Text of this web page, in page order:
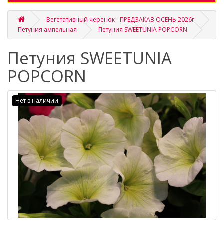
Вегетативный черенок - ПРЕДЗАКАЗ ОСЕНЬ 2026г
Петуния ампельная
Петуния SWEETUNIA POPCORN
Петуния SWEETUNIA
POPCORN
Нет в наличии